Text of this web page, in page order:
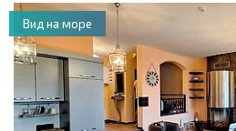
Вид на море